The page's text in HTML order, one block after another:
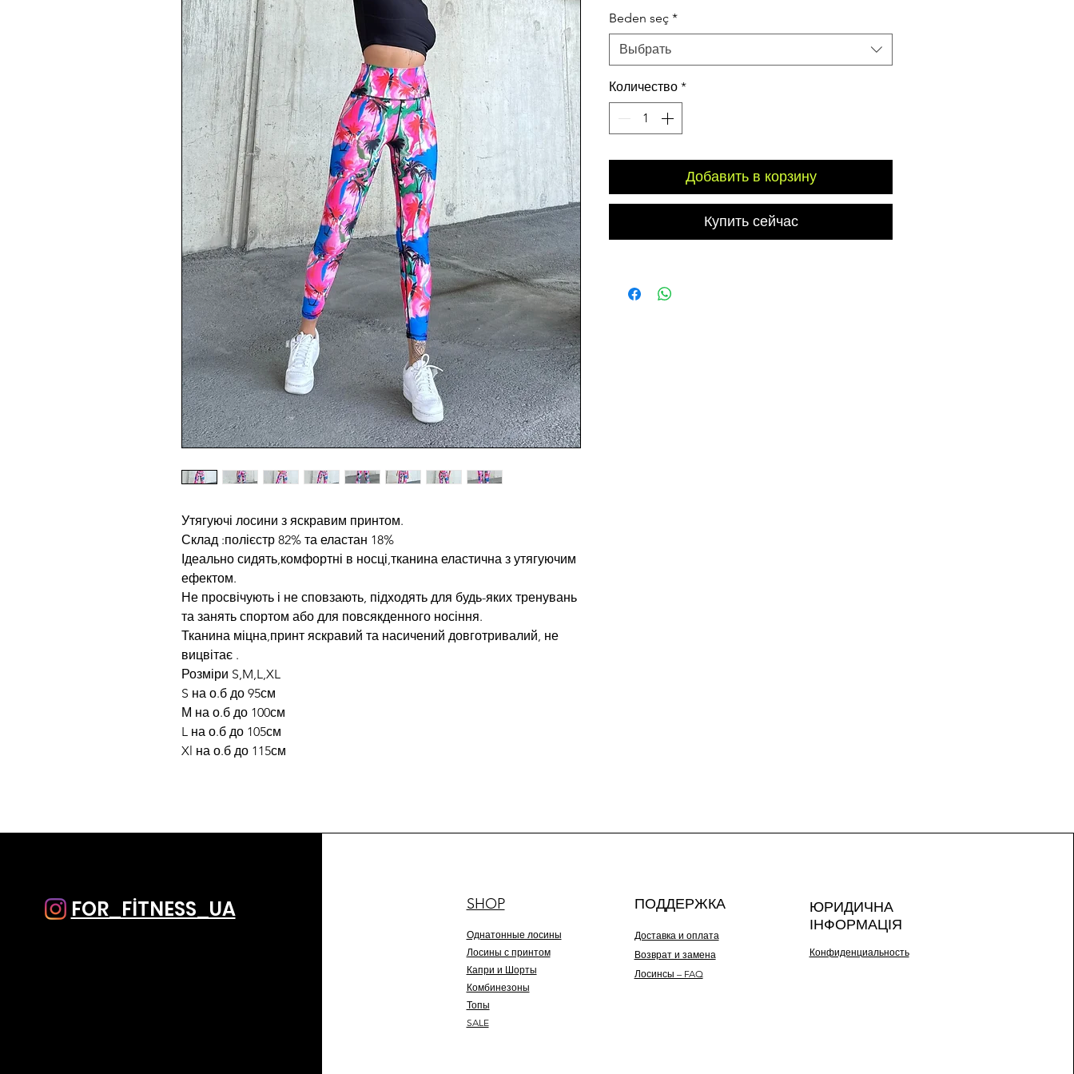
Утягуючі лосини з яскравим принтом.
Склад :полієстр 82% та еластан 18%
Ідеально сидять,комфортні в носці,тканина еластична з утягуючим
ефектом.
Не просвічують і не сповзають, підходять для будь-яких тренувань
та занять спортом або для повсякденного носіння.
Тканина міцна,принт яскравий та насичений довготривалий, не
вицвітає .
Розміри S,M,L,XL
S на о.б до 95см
М на о.б до 100см
L на о.б до 105см
Xl на о.б до 115см
Beden seç *
Выбрать
Количество *
Добавить в корзину
Купить сейчас
FOR_FİTNESS_UA SHOP
Однатонные лосины
Лосины с принтом
Капри и Шорты
Комбинезоны
Топы
SALE
ПОДДЕРЖКА
Доставка и оплата
Возврат и замена
Лосинсы – FAQ
ЮРИДИЧНА
ІНФОРМАЦІЯ
Конфиденциальность